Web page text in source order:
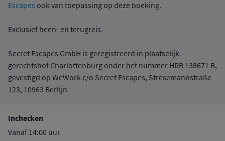
Escapes ook van toepassing op deze boeking.
Exclusief heen- en terugreis.
Secret Escapes GmbH is geregistreerd in plaatselijk
gerechtshof Charlottenburg onder het nummer HRB 138671 B,
gevestigd op WeWork c/o Secret Escapes, Stresemannstraße
123, 10963 Berlijn
Inchecken
Vanaf 14:00 uur